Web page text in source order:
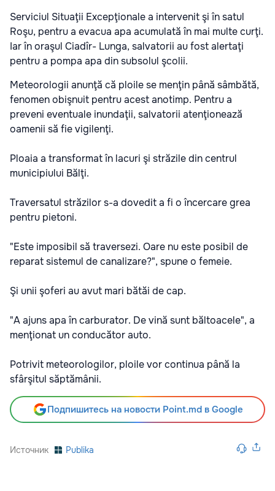
Serviciul Situaţii Excepţionale a intervenit şi în satul
Roşu, pentru a evacua apa acumulată în mai multe curţi.
Iar în oraşul Ciadîr- Lunga, salvatorii au fost alertaţi
pentru a pompa apa din subsolul şcolii.
Meteorologii anunţă că ploile se menţin până sâmbătă,
fenomen obişnuit pentru acest anotimp. Pentru a
preveni eventuale inundaţii, salvatorii atenţionează
oamenii să fie vigilenţi.
Ploaia a transformat în lacuri şi străzile din centrul
municipiului Bălţi.
Traversatul străzilor s-a dovedit a fi o încercare grea
pentru pietoni.
"Este imposibil să traversezi. Oare nu este posibil de
reparat sistemul de canalizare?", spune o femeie.
Şi unii şoferi au avut mari bătăi de cap.
"A ajuns apa în carburator. De vină sunt băltoacele", a
menţionat un conducător auto.
Potrivit meteorologilor, ploile vor continua până la
sfârşitul săptămânii.
Подпишитесь на новости Point.md в Google
Источник Publika